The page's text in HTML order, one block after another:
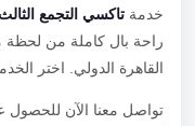
خدمةتاكسي التجمع الثالث
راحة بال كاملة من لحظة
القاهرة الدولي. اختر
تواصل معنا الآن